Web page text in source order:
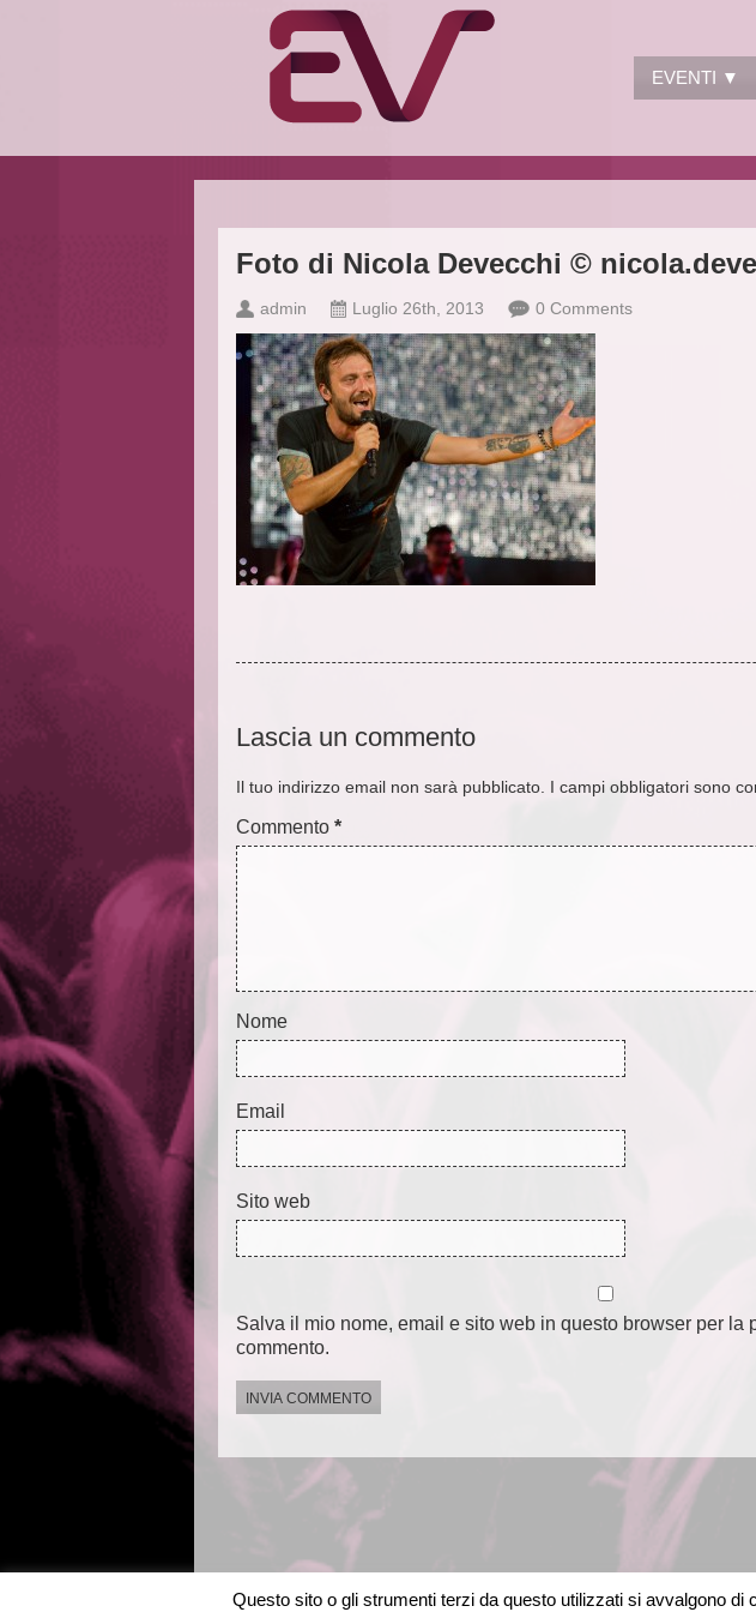
EVENTI ▼
Foto di Nicola Devecchi ©
admin Luglio 26th, 2013 0 Comments
Lasciaun commento
Il tuo indirizzo email non sarà pubblicato. I campi obbligatori sono
Commento *
Nome
Email
Sito web
Salva il mio nome, email e sito web in questo browser per la
commento.
Questo sito o gli strumenti terzi da questo utilizzati si avvalgono